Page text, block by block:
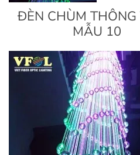
ĐÈN CHÙM THÔNG
MẪU 10